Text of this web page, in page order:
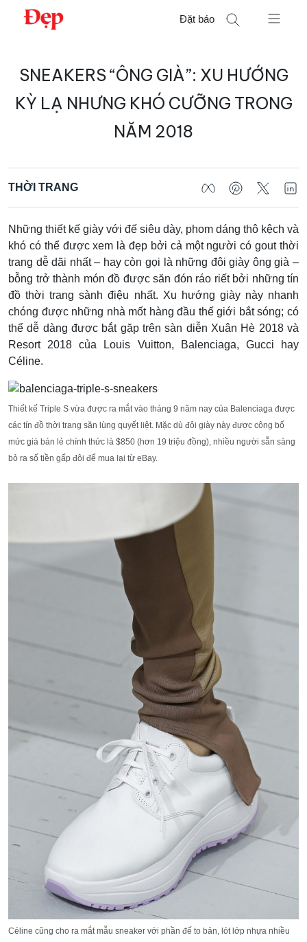
Chuyển
Đặt báo
kiếm
SNEAKERS “ÔNG GIÀ”: XU HƯỚNG
KỲ LẠ NHƯNG KHÓ CƯỠNG TRONG
NĂM 2018
THỜI TRANG
Những thiết kế giày với đế siêu dày, phom dáng thô kệch và
khó có thể được xem là đẹp bởi cả một người có gout thời
trang dễ dãi nhất – hay còn gọi là những đôi giày ông già –
bỗng trở thành món đồ được săn đón ráo riết bởi những tín
đồ thời trang sành điệu nhất. Xu hướng giày này nhanh
chóng được những nhà mốt hàng đầu thế giới bắt sóng; có
thể dễ dàng được bắt gặp trên sàn diễn Xuân Hè 2018 và
Resort 2018 của Louis Vuitton, Balenciaga, Gucci hay
Céline.
Thiết kế Triple S vừa được ra mắt vào tháng 9 năm nay của Balenciaga được
các tín đồ thời trang săn lùng quyết liệt. Mặc dù đôi giày này được công bố
mức giá bán lẻ chính thức là $850 (hơn 19 triệu đồng), nhiều người sẵn sàng
bỏ ra số tiền gấp đôi để mua lại từ eBay.
Céline cũng cho ra mắt mẫu sneaker với phần đế to bản, lót lớp nhựa nhiều